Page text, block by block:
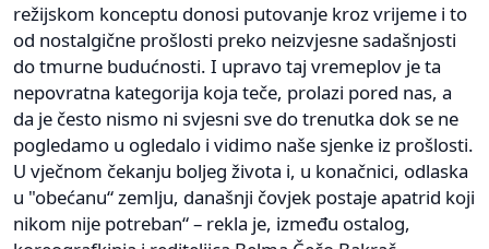
režijskom konceptu donosi putovanje kroz vrijeme i to
od nostalgične prošlosti preko neizvjesne sadašnjosti
do tmurne budućnosti. I upravo taj vremeplov je ta
nepovratna kategorija koja teče, prolazi pored nas, a
da je često nismo ni svjesni sve do trenutka dok se ne
pogledamo u ogledalo i vidimo naše sjenke iz prošlosti.
U vječnom čekanju boljeg života i, u konačnici, odlaska
u "obećanu“ zemlju, današnji čovjek postaje apatrid koji
nikom nije potreban“ – rekla je, između ostalog,